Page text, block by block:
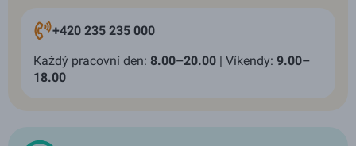
+420 235 235 000
Každý pracovní den: 8.00–20.00 | Víkendy: 9.00–
18.00